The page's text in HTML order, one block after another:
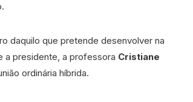
daquilo que pretende desenvolver na
a presidente, a professora Cristiane
ordinária híbrida.